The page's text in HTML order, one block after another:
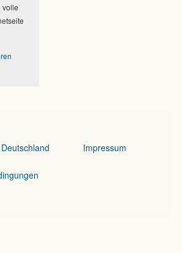
volle
Impressum